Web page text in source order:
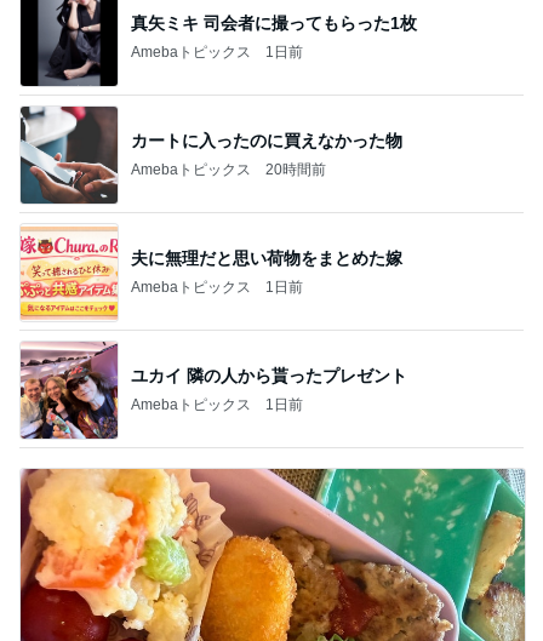
真矢ミキ 司会者に撮ってもらった1枚
Amebaトピックス 1日前
カートに入ったのに買えなかった物
Amebaトピックス 20時間前
夫に無理だと思い荷物をまとめた嫁
Amebaトピックス 1日前
ユカイ 隣の人から貰ったプレゼント
Amebaトピックス 1日前